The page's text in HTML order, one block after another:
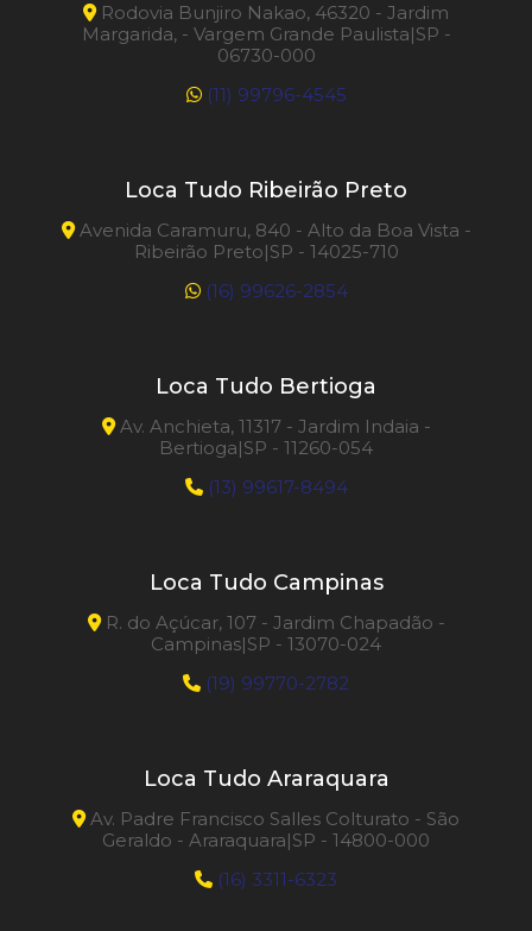
Rodovia Bunjiro Nakao, 46320 - Jardim
Margarida, - Vargem Grande Paulista|SP -
06730-000
(11) 99796-4545
Loca Tudo Ribeirão Preto
Avenida Caramuru, 840 - Alto da Boa Vista -
Ribeirão Preto|SP - 14025-710
(16) 99626-2854
Loca Tudo Bertioga
Av. Anchieta, 11317 - Jardim Indaia -
Bertioga|SP - 11260-054
(13) 99617-8494
Loca Tudo Campinas
R. do Açúcar, 107 - Jardim Chapadão -
Campinas|SP - 13070-024
(19) 99770-2782
Loca Tudo Araraquara
Av. Padre Francisco Salles Colturato - São
Geraldo - Araraquara|SP - 14800-000
(16) 3311-6323